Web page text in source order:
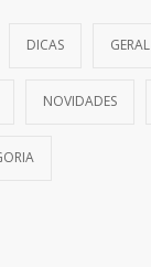
DICAS GERAL
NOVIDADES